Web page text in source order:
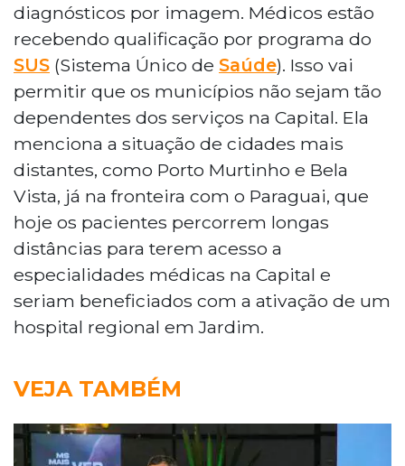
diagnósticos por imagem. Médicos estão
recebendo qualificação por programa do
SUS (Sistema Único de Saúde). Isso vai
permitir que os municípios não sejam tão
dependentes dos serviços na Capital. Ela
menciona a situação de cidades mais
distantes, como Porto Murtinho e Bela
Vista, já na fronteira com o Paraguai, que
hoje os pacientes percorrem longas
distâncias para terem acesso a
especialidades médicas na Capital e
seriam beneficiados com a ativação de um
hospital regional em Jardim.
VEJA TAMBÉM